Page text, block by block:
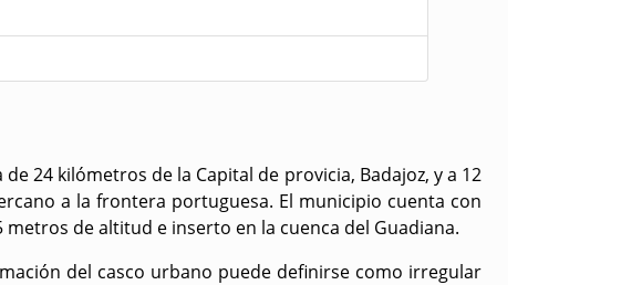
24 kilómetros de la Capital de provicia, Badajoz, y a 12
a la frontera portuguesa. El municipio cuenta con
de altitud e inserto en la cuenca del Guadiana.
del casco urbano puede definirse como irregular